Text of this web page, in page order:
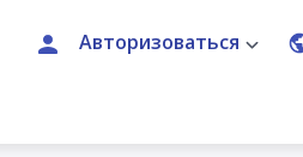
Авторизоваться